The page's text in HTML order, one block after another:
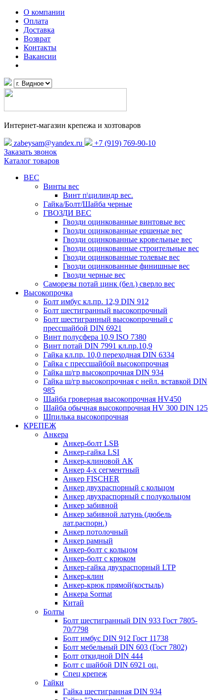
О компании
Оплата
Доставка
Возврат
Контакты
Вакансии
Интернет-магазин крепежа и хозтоваров
zabeysam@yandex.ru
+7 (919) 769-90-10
Заказать звонок
Каталог товаров
ВЕС
Винты вес
Винт п\цилиндр вес.
Гайка/Болт/Шайба черные
ГВОЗДИ ВЕС
Гвозди оцинкованные винтовые вес
Гвозди оцинкованные ершеные вес
Гвозди оцинкованные кровельные вес
Гвозди оцинкованные строительные вес
Гвозди оцинкованные толевые вес
Гвозди оцинкованные финишные вес
Гвозди черные вес
Саморезы потай цинк (бел.) сверло вес
Высокопрочка
Болт имбус кл.пр. 12,9 DIN 912
Болт шестигранный высокопрочный
Болт шестигранный высокопрочный с
прессшайбой DIN 6921
Винт полусфера 10,9 ISO 7380
Винт потай DIN 7991 кл.пр.10,9
Гайка кл.пр. 10,0 переходная DIN 6334
Гайка с прессшайбой высокопрочная
Гайка ш/гр высокопрочная DIN 934
Гайка ш/гр высокопрочная с нейл. вставкой DIN
985
Шайба гроверная высокопрочная HV450
Шайба обычная высокопрочная HV 300 DIN 125
Шпилька высокопрочная
КРЕПЕЖ
Анкера
Анкер-болт LSB
Анкер-гайка LSI
Анкер-клиновой АК
Анкер 4-х сегментный
Анкер FISCHER
Анкер двухраспорный с кольцом
Анкер двухраспорный с полукольцом
Анкер забивной
Анкер забивной латунь (дюбель
лат.распорн.)
Анкер потолочный
Анкер рамный
Анкер-болт с кольцом
Анкер-болт с крюком
Анкер-гайка двухраспорный LTP
Анкер-клин
Анкер-крюк прямой(костыль)
Анкера Sormat
Китай
Болты
Болт шестигранный DIN 933 Гост 7805-
70/7798
Болт имбус DIN 912 Гост 11738
Болт мебельный DIN 603 (Гост 7802)
Болт откидной DIN 444
Болт с шайбой DIN 6921 оц.
Спец крепеж
Гайки
Гайка шестигранная DIN 934